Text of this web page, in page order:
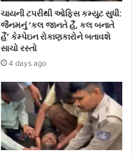
ચાયની ટપરીથી ઓફિસ કમ્યુટ સુધી:
જૈનમનું ‘કલ જાનતે હૈં, કલ બનાતે
હૈં’ કેમ્પેઇન રોકાણકારોને બતાવશે
સાચો રસ્તો
4 days ago